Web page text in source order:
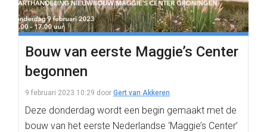
Bouw van eerste Maggie’s Center
begonnen
9 februari 2023 10:29 door Gert van Akkeren
Deze donderdag wordt een begin gemaakt met de
bouw van het eerste Nederlandse ‘Maggie’s Center’